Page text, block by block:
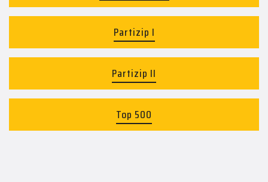
Partizip I
Partizip II
Top 500